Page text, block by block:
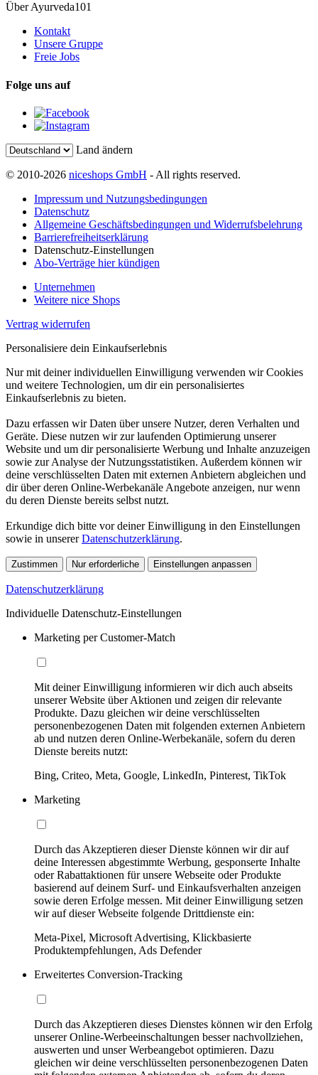
Über Ayurveda101
Kontakt
Unsere Gruppe
Freie Jobs
Folge uns auf
Land ändern
© 2010-2026 niceshops GmbH - All rights reserved.
Impressum und Nutzungsbedingungen
Datenschutz
Allgemeine Geschäftsbedingungen und Widerrufsbelehrung
Barrierefreiheitserklärung
Datenschutz-Einstellungen
Abo-Verträge hier kündigen
Unternehmen
Weitere nice Shops
Vertrag widerrufen
Personalisiere dein Einkaufserlebnis
Nur mit deiner individuellen Einwilligung verwenden wir Cookies
und weitere Technologien, um dir ein personalisiertes
Einkaufserlebnis zu bieten.
Dazu erfassen wir Daten über unsere Nutzer, deren Verhalten und
Geräte. Diese nutzen wir zur laufenden Optimierung unserer
Website und um dir personalisierte Werbung und Inhalte anzuzeigen
sowie zur Analyse der Nutzungsstatistiken. Außerdem können wir
deine verschlüsselten Daten mit externen Anbietern abgleichen und
dir über deren Online-Werbekanäle Angebote anzeigen, nur wenn
du deren Dienste bereits selbst nutzt.
Erkundige dich bitte vor deiner Einwilligung in den Einstellungen
sowie in unsererDatenschutzerklärung.
Zustimmen Nur erforderliche Einstellungen anpassen
Datenschutzerklärung
Individuelle Datenschutz-Einstellungen
Marketing per Customer-Match
Mit deiner Einwilligung informieren wir dich auch abseits
unserer Website über Aktionen und zeigen dir relevante
Produkte. Dazu gleichen wir deine verschlüsselten
personenbezogenen Daten mit folgenden externen Anbietern
ab und nutzen deren Online-Werbekanäle, sofern du deren
Dienste bereits nutzt:
Bing, Criteo, Meta, Google, LinkedIn, Pinterest, TikTok
Marketing
Durch das Akzeptieren dieser Dienste können wir dir auf
deine Interessen abgestimmte Werbung, gesponserte Inhalte
oder Rabattaktionen für unsere Webseite oder Produkte
basierend auf deinem Surf- und Einkaufsverhalten anzeigen
sowie deren Erfolge messen. Mit deiner Einwilligung setzen
wir auf dieser Webseite folgende Drittdienste ein:
Meta-Pixel, Microsoft Advertising, Klickbasierte
Produktempfehlungen, Ads Defender
Erweitertes Conversion-Tracking
Durch das Akzeptieren dieses Dienstes können wir den Erfolg
unserer Online-Werbeeinschaltungen besser nachvollziehen,
auswerten und unser Werbeangebot optimieren. Dazu
gleichen wir deine verschlüsselten personenbezogenen Daten